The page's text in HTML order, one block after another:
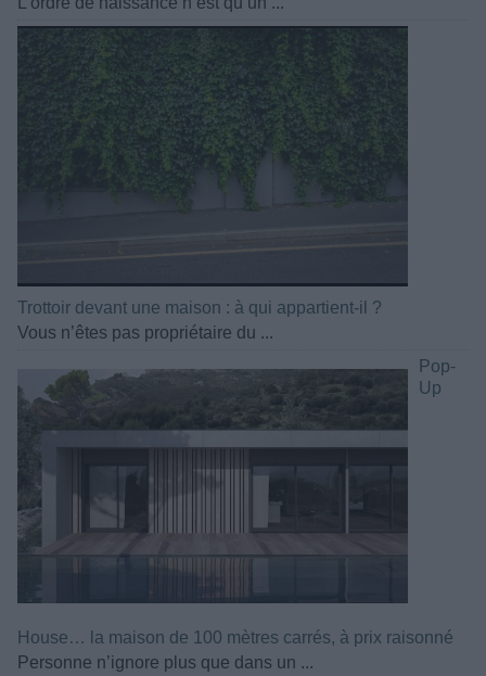
Trottoir devant une maison : à qui appartient-il ?
Vous n’êtes pas propriétaire du ...
Pop-
Up
House… la maison de 100 mètres carrés, à prix raisonné
Personne n’ignore plus que dans un ...